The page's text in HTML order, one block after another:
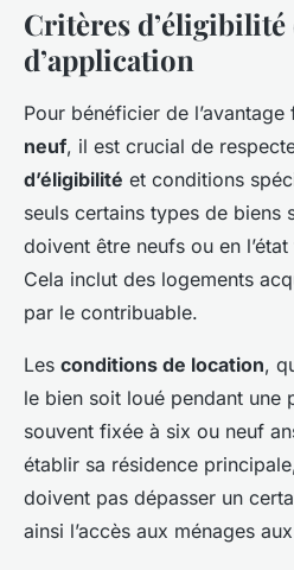
Critères
d’application
Pour bénéficier de l’avantage
neuf, il est crucial de
d’éligibilité et conditions
seuls certains types de biens
doivent être neufs ou en
Cela inclut des logements
par le contribuable.
Les conditions de location,
le bien soit loué pendant une
souvent fixée à six ou neuf
établir sa résidence
doivent pas dépasser un
ainsi l’accès aux ménages